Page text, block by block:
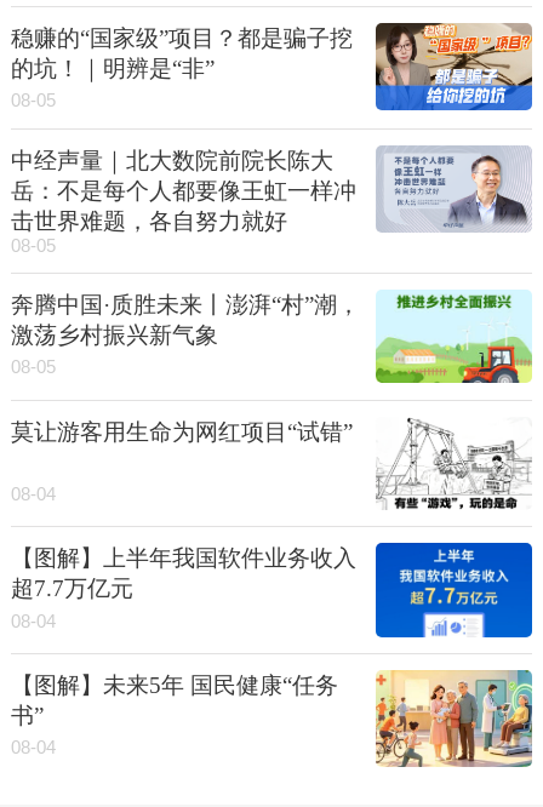
稳赚的“国家级”项目？都是骗子挖
的坑！｜明辨是“非”
08-05
中经声量｜北大数院前院长陈大
岳：不是每个人都要像王虹一样冲
击世界难题，各自努力就好
08-05
奔腾中国·质胜未来丨澎湃“村”潮，
激荡乡村振兴新气象
08-05
莫让游客用生命为网红项目“试错”
08-04
【图解】上半年我国软件业务收入
超7.7万亿元
08-04
【图解】未来5年 国民健康“任务
书”
08-04